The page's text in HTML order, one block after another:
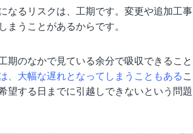
なるリスクは、工期です。変更や追加工事
まうことがあるからです。
期のなかで見ている余分で吸収できること
、大幅な遅れとなってしまうこともある こ
望する日までに引越しできないという問題